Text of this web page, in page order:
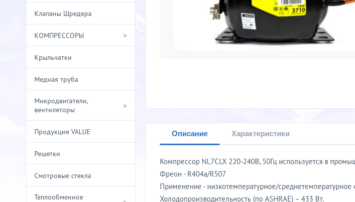
Клапаны Шредера
КОМПРЕССОРЫ >
Крыльчатки
Медная труба
Микродвигатели,
вентиляторы
>
Продукция VALUE
Решетки
Смотровые стекла
Теплообменное
Описание Характеристики
Компрессор NL7CLX 220-240В, 50Гц используется в
Фреон - R404a/R507
Применение - низкотемпературное/среднетемпературное
Холодопроизводительность (по ASHRAE) – 433 Вт.